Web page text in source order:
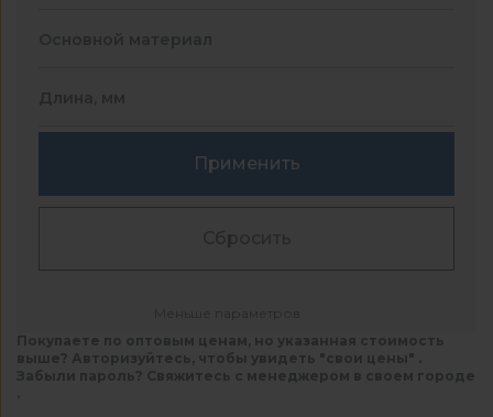
Применить
Покупаете по оптовым ценам, но указанная стоимость
выше? Авторизуйтесь, чтобы увидеть "свои цены" .
Забыли пароль? Свяжитесь с менеджером в своем городе